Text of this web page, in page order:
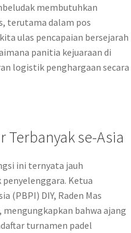
membutuhkan
terutama dalam pos
ulas pencapaian bersejarah
panitia kejuaraan di
logistik penghargaan secara
Terbanyak se-Asia
ini ternyata jauh
Ketua
(PBPI) DIY, Raden Mas
bahwa ajang
turnamen padel